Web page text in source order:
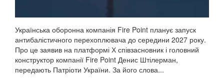
Українська оборонна компанія Fire Point планує запуск
антибалістичного перехоплювача до середини 2027 року.
Про це заявив на платформі Х співзасновник і головний
конструктор компанії Fire Point Денис Штілерман,
передають Патріоти України. За його слова...